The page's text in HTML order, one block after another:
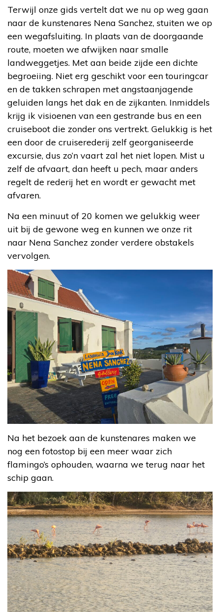
Terwijl onze gids vertelt dat we nu op weg gaan
naar de kunstenares Nena Sanchez, stuiten we op
een wegafsluiting. In plaats van de doorgaande
route, moeten we afwijken naar smalle
landweggetjes. Met aan beide zijde een dichte
begroeiing. Niet erg geschikt voor een touringcar
en de takken schrapen met angstaanjagende
geluiden langs het dak en de zijkanten. Inmiddels
krijg ik visioenen van een gestrande bus en een
cruiseboot die zonder ons vertrekt. Gelukkig is het
een door de cruiserederij zelf georganiseerde
excursie, dus zo’n vaart zal het niet lopen. Mist u
zelf de afvaart, dan heeft u pech, maar anders
regelt de rederij het en wordt er gewacht met
afvaren.
Na een minuut of 20 komen we gelukkig weer
uit bij de gewone weg en kunnen we onze rit
naar Nena Sanchez zonder verdere obstakels
vervolgen.
Na het bezoek aan de kunstenares maken we
nog een fotostop bij een meer waar zich
flamingo’s ophouden, waarna we terug naar het
schip gaan.